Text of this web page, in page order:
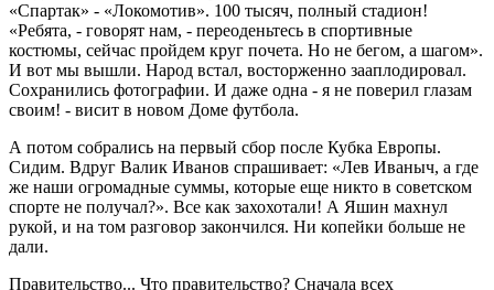
«Спартак» - «Локомотив». 100 тысяч, полный стадион!
«Ребята, - говорят нам, - переоденьтесь в спортивные
костюмы, сейчас пройдем круг почета. Но не бегом, а шагом».
И вот мы вышли. Народ встал, восторженно зааплодировал.
Сохранились фотографии. И даже одна - я не поверил глазам
своим! - висит в новом Доме футбола.
А потом собрались на первый сбор после Кубка Европы.
Сидим. Вдруг Валик Иванов спрашивает: «Лев Иваныч, а где
же наши огромадные суммы, которые еще никто в советском
спорте не получал?». Все как захохотали! А Яшин махнул
рукой, и на том разговор закончился. Ни копейки больше не
дали.
Правительство... Что правительство? Сначала всех